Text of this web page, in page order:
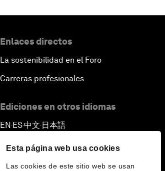
Esta página web usa cookies
Las cookies de este sitio web se usan
Enlaces directos
La sostenibilidad en el Foro
Carreras profesionales
Ediciones en otros idiomas
EN ▪ ES▪中文▪ 日本語